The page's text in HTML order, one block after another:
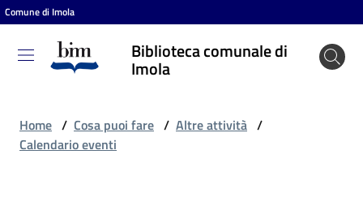
Vai al contenuto
Vai alla navigazione
Vai al footer
Comune di Imola
Biblioteca comunale di
Imola
Biblioteca
comunale
Home / Cosa puoi fare / Altre attività /
Calendario eventi